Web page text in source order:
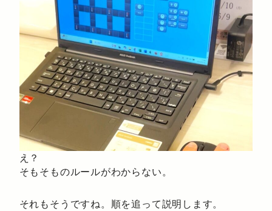
え？
そもそものルールがわからない。
それもそうですね。順を追って説明します。